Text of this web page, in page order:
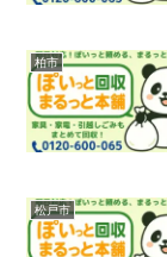
柏市
松戸市